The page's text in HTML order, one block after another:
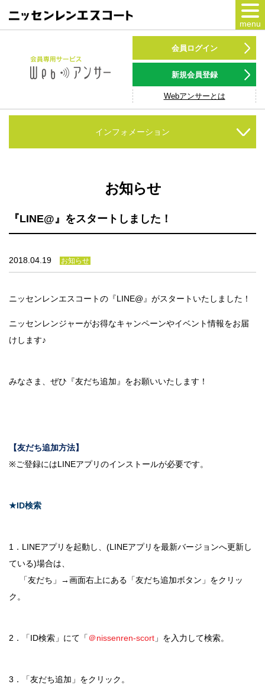
menu
カードをつかう
NSポイント
キャンペーン
サービス
会員ログイン
新規会員登録
Webアンサーとは
インフォメーション
お知らせ
『LINE@』をスタートしました！
2018.04.19 お知らせ
ニッセンレンエスコートの『LINE@』がスタートいたしました！
ニッセンレンジャーがお得なキャンペーンやイベント情報をお届
けします♪
みなさま、ぜひ『友だち追加』をお願いいたします！
【友だち追加方法】
※ご登録にはLINEアプリのインストールが必要です。
★ID検索
1．LINEアプリを起動し、(LINEアプリを最新バージョンへ更新し
ている)場合は、
「友だち」→画面右上にある「友だち追加ボタン」をクリッ
ク。
2．「ID検索」にて「＠nissenren-scort 」を入力して検索。
3．「友だち追加」をクリック。